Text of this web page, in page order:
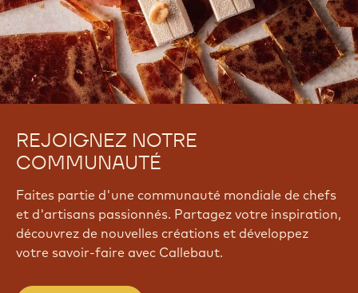
REJOIGNEZ NOTRE
COMMUNAUTÉ
Faites partie d'une communauté mondiale de chefs
et d'artisans passionnés. Partagez votre inspiration,
découvrez de nouvelles créations et développez
votre savoir-faire avec Callebaut.